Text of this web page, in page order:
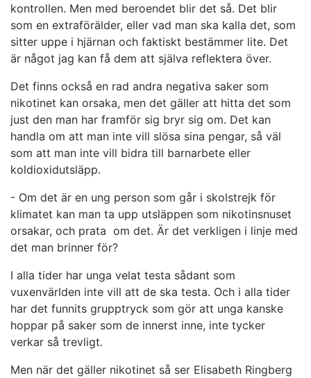
kontrollen. Men med beroendet blir det så. Det blir
som en extraförälder, eller vad man ska kalla det, som
sitter uppe i hjärnan och faktiskt bestämmer lite. Det
är något jag kan få dem att själva reflektera över.
Det finns också en rad andra negativa saker som
nikotinet kan orsaka, men det gäller att hitta det som
just den man har framför sig bryr sig om. Det kan
handla om att man inte vill slösa sina pengar, så väl
som att man inte vill bidra till barnarbete eller
koldioxidutsläpp.
­- Om det är en ung person som går i skolstrejk för
klimatet kan man ta upp utsläppen som nikotinsnuset
orsakar, och prata om det. Är det verkligen i linje med
det man brinner för?
I alla tider har unga velat testa sådant som
vuxenvärlden inte vill att de ska testa. Och i alla tider
har det funnits grupptryck som gör att unga kanske
hoppar på saker som de innerst inne, inte tycker
verkar så trevligt.
Men när det gäller nikotinet så ser Elisabeth Ringberg